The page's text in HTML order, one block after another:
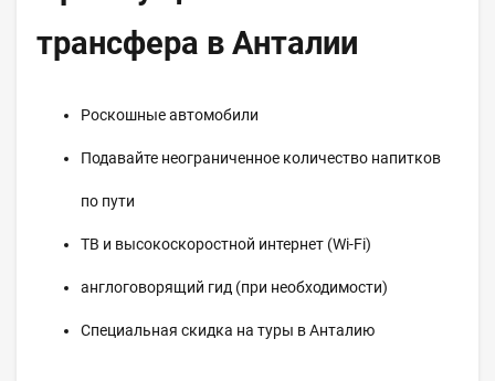
трансфера в Анталии
Роскошные автомобили
Подавайте неограниченное количество напитков
по пути
ТВ и высокоскоростной интернет (Wi-Fi)
англоговорящий гид (при необходимости)
Специальная скидка на туры в Анталию